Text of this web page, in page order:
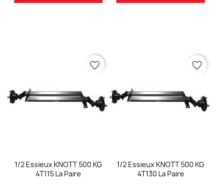
1/2 Essieux KNOTT 500 KG
4T115 La Paire
favorite_border
1/2 Essieux KNOTT 500 KG
4T130 La Paire
favorite_border